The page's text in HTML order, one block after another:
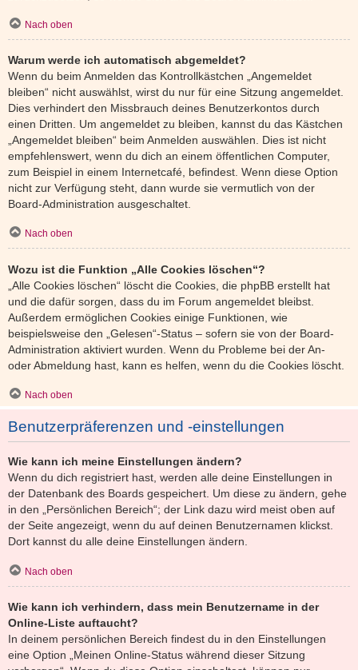
Nach oben
Warum werde ich automatisch abgemeldet?
Wenn du beim Anmelden das Kontrollkästchen „Angemeldet
bleiben“ nicht auswählst, wirst du nur für eine Sitzung angemeldet.
Dies verhindert den Missbrauch deines Benutzerkontos durch
einen Dritten. Um angemeldet zu bleiben, kannst du das Kästchen
„Angemeldet bleiben“ beim Anmelden auswählen. Dies ist nicht
empfehlenswert, wenn du dich an einem öffentlichen Computer,
zum Beispiel in einem Internetcafé, befindest. Wenn diese Option
nicht zur Verfügung steht, dann wurde sie vermutlich von der
Board-Administration ausgeschaltet.
Nach oben
Wozu ist die Funktion „Alle Cookies löschen“?
„Alle Cookies löschen“ löscht die Cookies, die phpBB erstellt hat
und die dafür sorgen, dass du im Forum angemeldet bleibst.
Außerdem ermöglichen Cookies einige Funktionen, wie
beispielsweise den „Gelesen“-Status – sofern sie von der Board-
Administration aktiviert wurden. Wenn du Probleme bei der An-
oder Abmeldung hast, kann es helfen, wenn du die Cookies löscht.
Nach oben
Benutzerpräferenzen und -einstellungen
Wie kann ich meine Einstellungen ändern?
Wenn du dich registriert hast, werden alle deine Einstellungen in
der Datenbank des Boards gespeichert. Um diese zu ändern, gehe
in den „Persönlichen Bereich“; der Link dazu wird meist oben auf
der Seite angezeigt, wenn du auf deinen Benutzernamen klickst.
Dort kannst du alle deine Einstellungen ändern.
Nach oben
Wie kann ich verhindern, dass mein Benutzername in der
Online-Liste auftaucht?
In deinem persönlichen Bereich findest du in den Einstellungen
eine Option „Meinen Online-Status während dieser Sitzung